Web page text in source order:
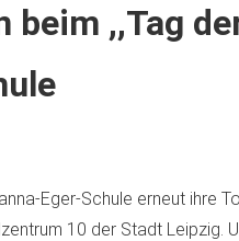
beim ,,Tag
Eger-Schule erneut ihre
10 der Stadt Leipzig.